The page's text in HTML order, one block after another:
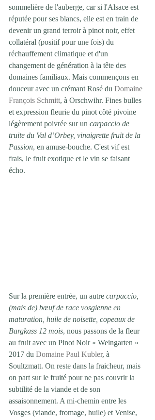
sommelière de l'auberge, car si l'Alsace est
réputée pour ses blancs, elle est en train de
devenir un grand terroir à pinot noir, effet
collatéral (positif pour une fois) du
réchauffement climatique et d'un
changement de génération à la tête des
domaines familiaux. Mais commençons en
douceur avec un crémant Rosé du Domaine
François Schmitt, à Orschwihr. Fines bulles
et expression fleurie du pinot côté pivoine
légèrement poivrée sur un carpaccio de
truite du Val d’Orbey, vinaigrette fruit de la
Passion, en amuse-bouche. C'est vif est
frais, le fruit exotique et le vin se faisant
écho.
Sur la première entrée, un autre carpaccio,
(mais de) bœuf de race vosgienne en
maturation, huile de noisette, copeaux de
Bargkass 12 mois, nous passons de la fleur
au fruit avec un Pinot Noir « Weingarten »
2017 du Domaine Paul Kubler, à
Soultzmatt. On reste dans la fraicheur, mais
on part sur le fruité pour ne pas couvrir la
subtilité de la viande et de son
assaisonnement. A mi-chemin entre les
Vosges (viande, fromage, huile) et Venise,